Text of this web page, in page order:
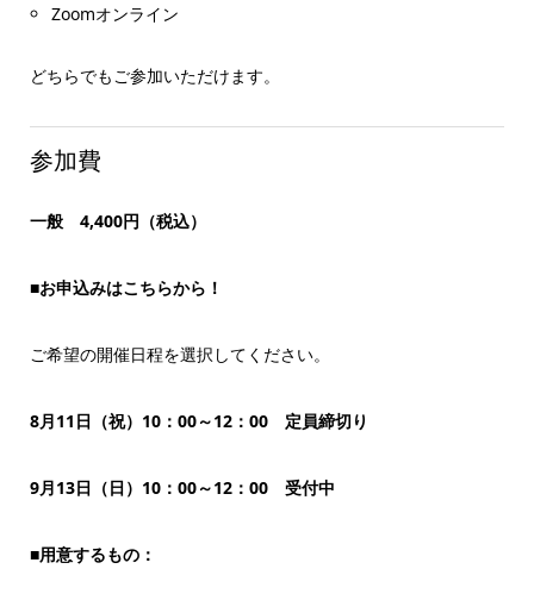
Zoomオンライン
どちらでもご参加いただけます。
参加費
一般 4,400円（税込）
■お申込みはこちらから！
ご希望の開催日程を選択してください。
8月11日（祝）10：00～12：00 定員締切り
9月13日（日）10：00～12：00 受付中
■用意するもの：